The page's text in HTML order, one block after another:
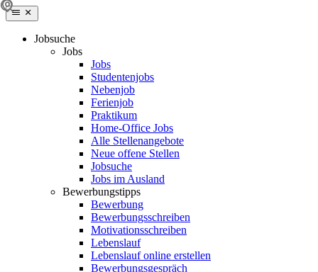
Jobsuche
Jobs
Jobs
Studentenjobs
Nebenjob
Ferienjob
Praktikum
Home-Office Jobs
Alle Stellenangebote
Neue offene Stellen
Jobsuche
Jobs im Ausland
Bewerbungstipps
Bewerbung
Bewerbungsschreiben
Motivationsschreiben
Lebenslauf
Lebenslauf online erstellen
Bewerbungsgespräch